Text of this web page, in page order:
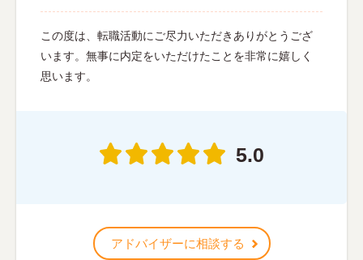
この度は、転職活動にご尽力いただきありがとうござ
います。無事に内定をいただけたことを非常に嬉しく
思います。
5.0
アドバイザーに相談する